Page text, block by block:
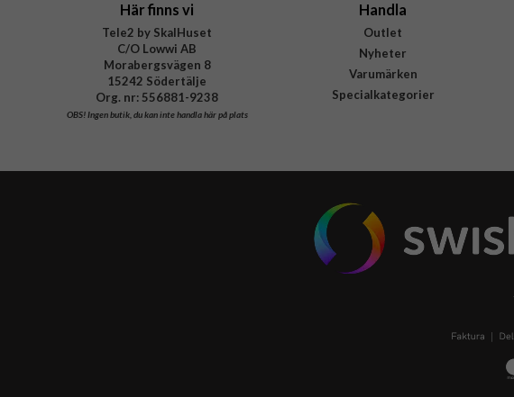
Här finns vi
Tele2 by SkalHuset
C/O Lowwi AB
Morabergsvägen 8
15242 Södertälje
Org. nr: 556881-9238
OBS!Ingen butik, du kan inte handla här på plats
Handla
Outlet
Nyheter
Varumärken
Specialkategorier